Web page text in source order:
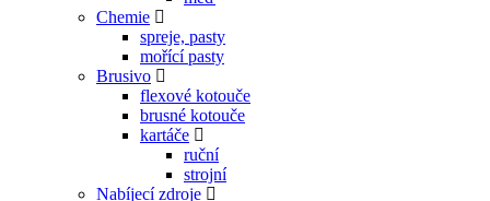
Chemie
spreje, pasty
mořící pasty
Brusivo
flexové kotouče
brusné kotouče
kartáče
ruční
strojní
Nabíjecí zdroje